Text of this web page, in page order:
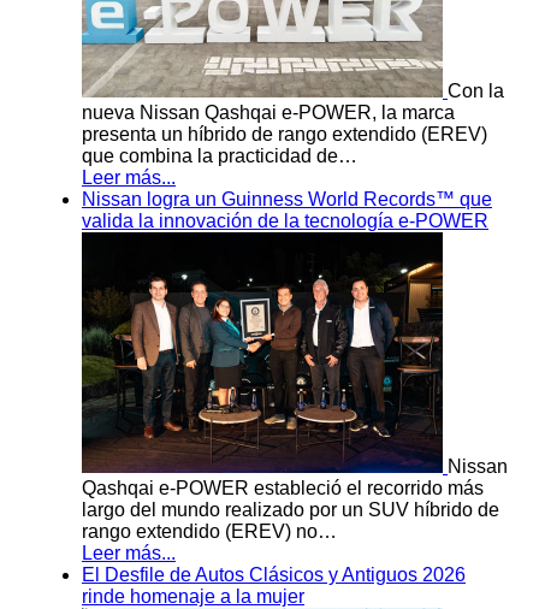
Con la
nueva Nissan Qashqai e-POWER, la marca
presenta un híbrido de rango extendido (EREV)
que combina la practicidad de…
Leer más...
Nissan logra un Guinness World Records™ que
valida la innovación de la tecnología e-POWER
Nissan
Qashqai e-POWER estableció el recorrido más
largo del mundo realizado por un SUV híbrido de
rango extendido (EREV) no…
Leer más...
El Desfile de Autos Clásicos y Antiguos 2026
rinde homenaje a la mujer